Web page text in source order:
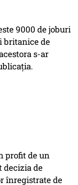
9000 de joburi
britanice de
s-ar
profit de un
decizia de
înregistrate de